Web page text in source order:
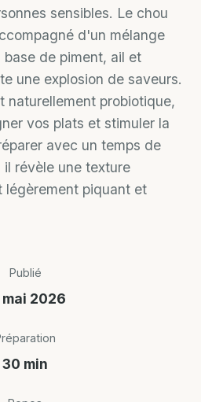
sensibles. Le chou
d'un mélange
de piment, ail et
une explosion de saveurs.
naturellement probiotique,
vos plats et stimuler la
avec un temps de
révèle une texture
légèrement piquant et
Publié
mai 2026
30 min